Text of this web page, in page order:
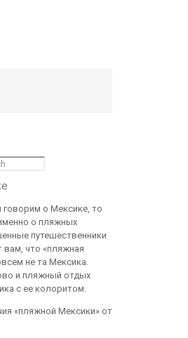
о Мексике, то
о пляжных
путешественники
вам, что «пляжная
не та Мексика.
и пляжный отдых
с ее колоритом.
Мексики» от